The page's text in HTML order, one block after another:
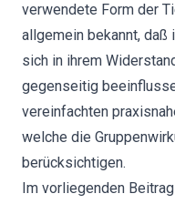
verwendete Form der
allgemein bekannt, daß
sich in ihrem
gegenseitig
vereinfachten
welche die
berücksichtigen.
Im vorliegenden